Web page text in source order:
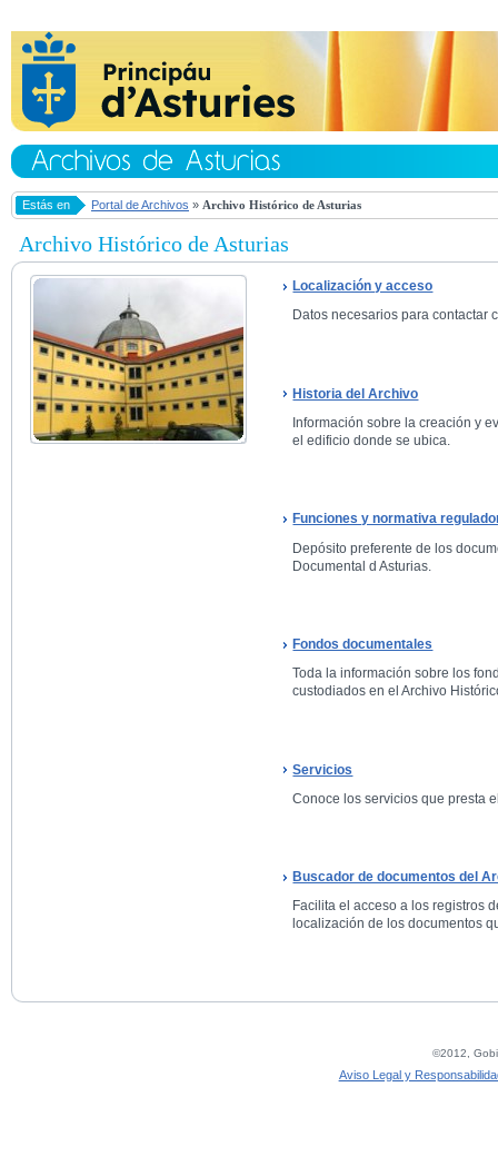
Estás en Portal de Archivos » Archivo Histórico de Asturias
Archivo Histórico de Asturias
Localización y acceso
Datos necesarios para contactar
Historia del Archivo
Información sobre la creación y
el edificio donde se ubica.
Funciones y normativa
Depósito preferente de los
Documental d Asturias.
Fondos documentales
Toda la información sobre los
custodiados en el Archivo
Servicios
Conoce los servicios que presta
Buscador de documentos del
Facilita el acceso a los registros
localización de los documentos
©2012,
Aviso Legal y